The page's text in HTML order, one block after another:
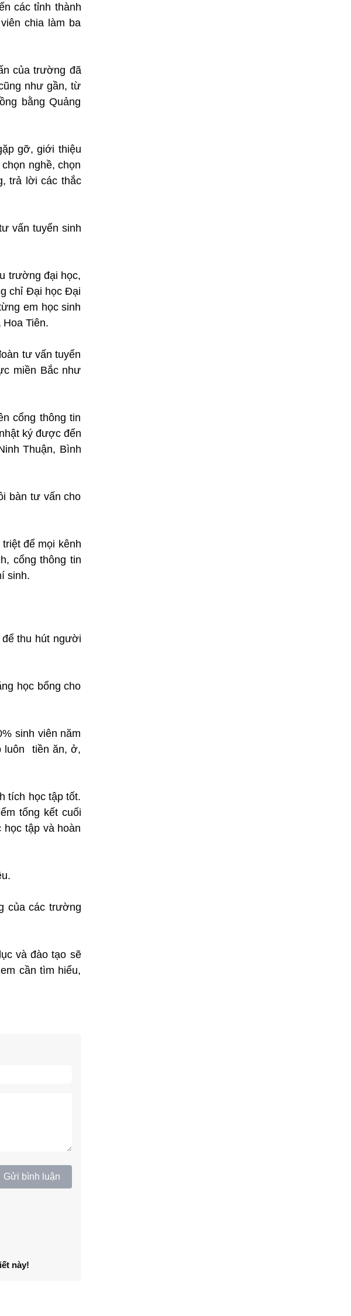
các tỉnh thành
chia làm ba
của trường đã
như gần, từ
bằng Quảng
gỡ, giới thiệu
nghề, chọn
trả lời các thắc
vấn tuyển sinh
trường đại học,
chỉ Đại học Đại
em học sinh
Tiên.
tư vấn tuyển
miền Bắc như
cổng thông tin
ký được đến
Thuận, Bình
bàn tư vấn cho
để mọi kênh
cổng thông tin
sinh.
thu hút người
học bổng cho
sinh viên năm
luôn tiền ăn, ở,
tích học tập tốt.
tổng kết cuối
tập và hoàn
của các trường
và đào tạo sẽ
cần tìm hiểu,
Gửi bình luận
này!